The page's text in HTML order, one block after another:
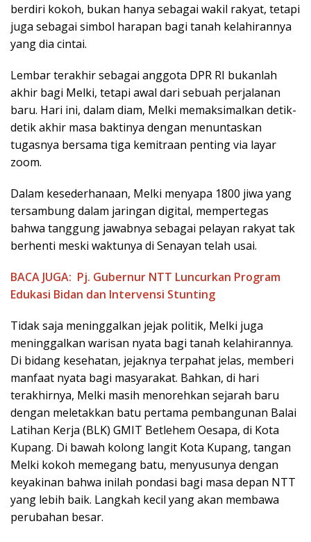
berdiri kokoh, bukan hanya sebagai wakil rakyat, tetapi
juga sebagai simbol harapan bagi tanah kelahirannya
yang dia cintai.
Lembar terakhir sebagai anggota DPR RI bukanlah
akhir bagi Melki, tetapi awal dari sebuah perjalanan
baru. Hari ini, dalam diam, Melki memaksimalkan detik-
detik akhir masa baktinya dengan menuntaskan
tugasnya bersama tiga kemitraan penting via layar
zoom.
Dalam kesederhanaan, Melki menyapa 1800 jiwa yang
tersambung dalam jaringan digital, mempertegas
bahwa tanggung jawabnya sebagai pelayan rakyat tak
berhenti meski waktunya di Senayan telah usai.
BACA JUGA: Pj. Gubernur NTT Luncurkan Program
Edukasi Bidan dan Intervensi Stunting
Tidak saja meninggalkan jejak politik, Melki juga
meninggalkan warisan nyata bagi tanah kelahirannya.
Di bidang kesehatan, jejaknya terpahat jelas, memberi
manfaat nyata bagi masyarakat. Bahkan, di hari
terakhirnya, Melki masih menorehkan sejarah baru
dengan meletakkan batu pertama pembangunan Balai
Latihan Kerja (BLK) GMIT Betlehem Oesapa, di Kota
Kupang. Di bawah kolong langit Kota Kupang, tangan
Melki kokoh memegang batu, menyusunya dengan
keyakinan bahwa inilah pondasi bagi masa depan NTT
yang lebih baik. Langkah kecil yang akan membawa
perubahan besar.